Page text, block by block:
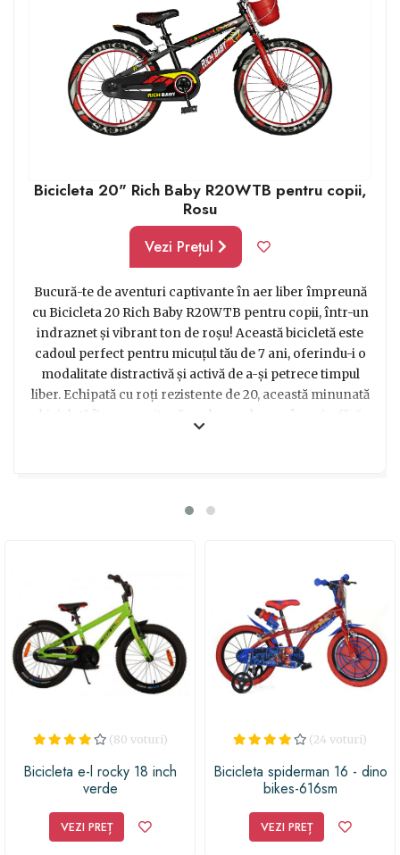
Dacă ești în căutare de cadouri baieți 7 ani, ia în calcul o
bicicletă nouă, iar fetițele vor iubi Penny board-urile.
Bicicleta 20" Rich Baby R20WTB pentru copii,
Rosu
Vezi Prețul
Bucură-te de aventuri captivante în aer liber împreună
cu Bicicleta 20 Rich Baby R20WTB pentru copii, într-un
indraznet și vibrant ton de roșu! Această bicicletă este
cadoul perfect pentru micuțul tău de 7 ani, oferindu-i o
modalitate distractivă și activă de a-și petrece timpul
liber. Echipată cu roți rezistente de 20, această minunată
bicicletă îi va permite să exploreze lumea în voie, fără
același timp abilitățile motorii și coordonarea. O idee de
(80 voturi)
Bicicleta e-l rocky 18 inch
verde
VEZI PREȚ
(24 voturi)
Bicicleta spiderman 16 - dino
bikes-616sm
VEZI PREȚ